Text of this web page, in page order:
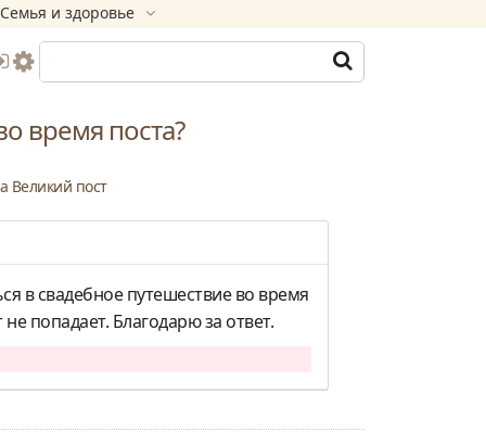
Семья и здоровье
время поста?
Великий пост
в свадебное путешествие во время
попадает. Благодарю за ответ.